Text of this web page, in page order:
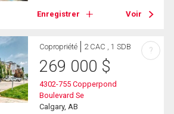
Enregistrer Voir
Copropriété 2 CAC , 1 SDB
269 000 $
4302-755 Copperpond
Boulevard Se
Calgary, AB
?